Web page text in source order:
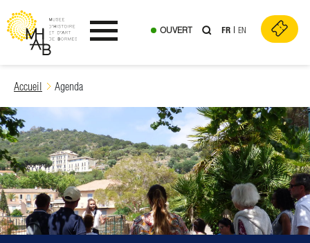
Skip
content
Ouvrir le menu
OUVERT FR EN
Accueil Agenda